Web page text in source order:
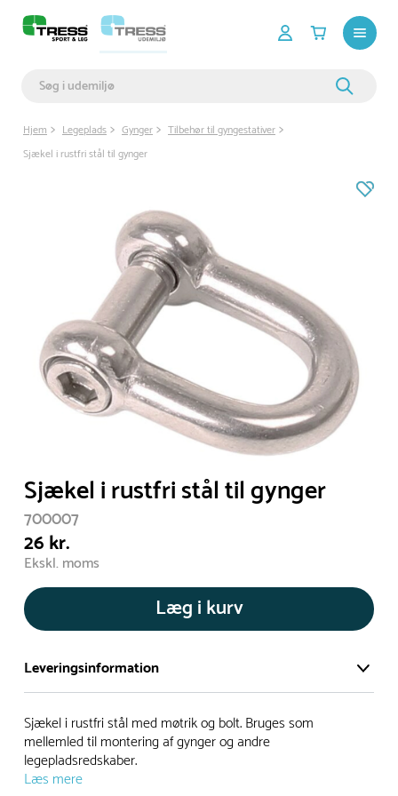
Hjem Legeplads Gynger
Tilbehør til gyngestativer
Sjækel i rustfri stål til gynger
Sjækel i rustfri stål til gynger
700007
26 kr.
Ekskl. moms
Læg i kurv
Leveringsinformation
Vi har et stort og effektivt lager på ca. 6.000 kvadratmeter
med mere end 5.000 forskellige produkter på hylderne til
omgående levering.
Sjækel i rustfri stål med møtrik og bolt. Bruges som
mellemled til montering af gynger og andre
legepladsredskaber.
Læs mere